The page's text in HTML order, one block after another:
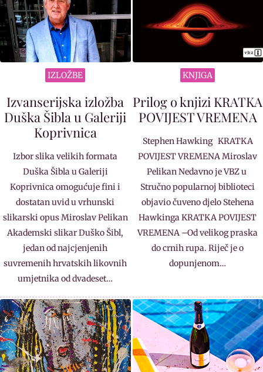
IZLOŽBE
Izvanserijska izložba
Duška Šibla u Galeriji
Koprivnica
Izbor slika velikih formata
Duška Šibla u Galeriji
Koprivnica omogućuje fini i
dostatan uvid u vrhunski
slikarski opus Miroslav Pelikan
Akademski slikar Duško Šibl,
jedan od najcjenjenih
suvremenih hrvatskih likovnih
umjetnika od dvadeset…
KNJIGA
Prilog o knjizi KRATKA
POVIJEST VREMENA
Stephen Hawking KRATKA
POVIJEST VREMENA Miroslav
Pelikan Nedavno je VBZ u
Stručno popularnoj biblioteci
objavio čuveno djelo Stehena
Hawkinga KRATKA POVIJEST
VREMENA –Od velikog praska
do crnih rupa. Riječ je o
dopunjenom…